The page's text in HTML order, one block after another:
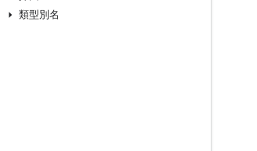
類型別名
Google Developer Experts